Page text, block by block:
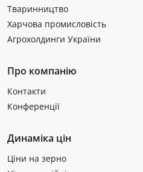
Тваринництво
Харчова промисловість
Агрохолдинги України
Про компанію
Контакти
Конференції
Динаміка цін
Ціни на зерно